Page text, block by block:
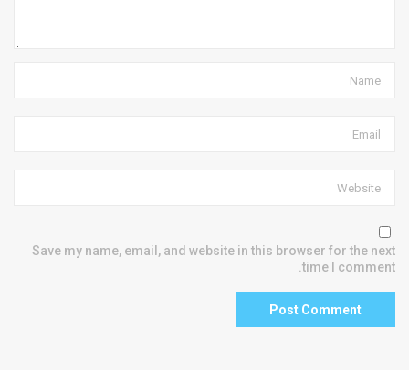
Save my name, email, and website in this browser for the next
time I comment.